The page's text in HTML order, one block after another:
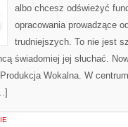
albo chcesz odświeżyć
opracowania prowadzące
trudniejszych. To nie jest
świadomiej jej słuchać.
Wokalna. W